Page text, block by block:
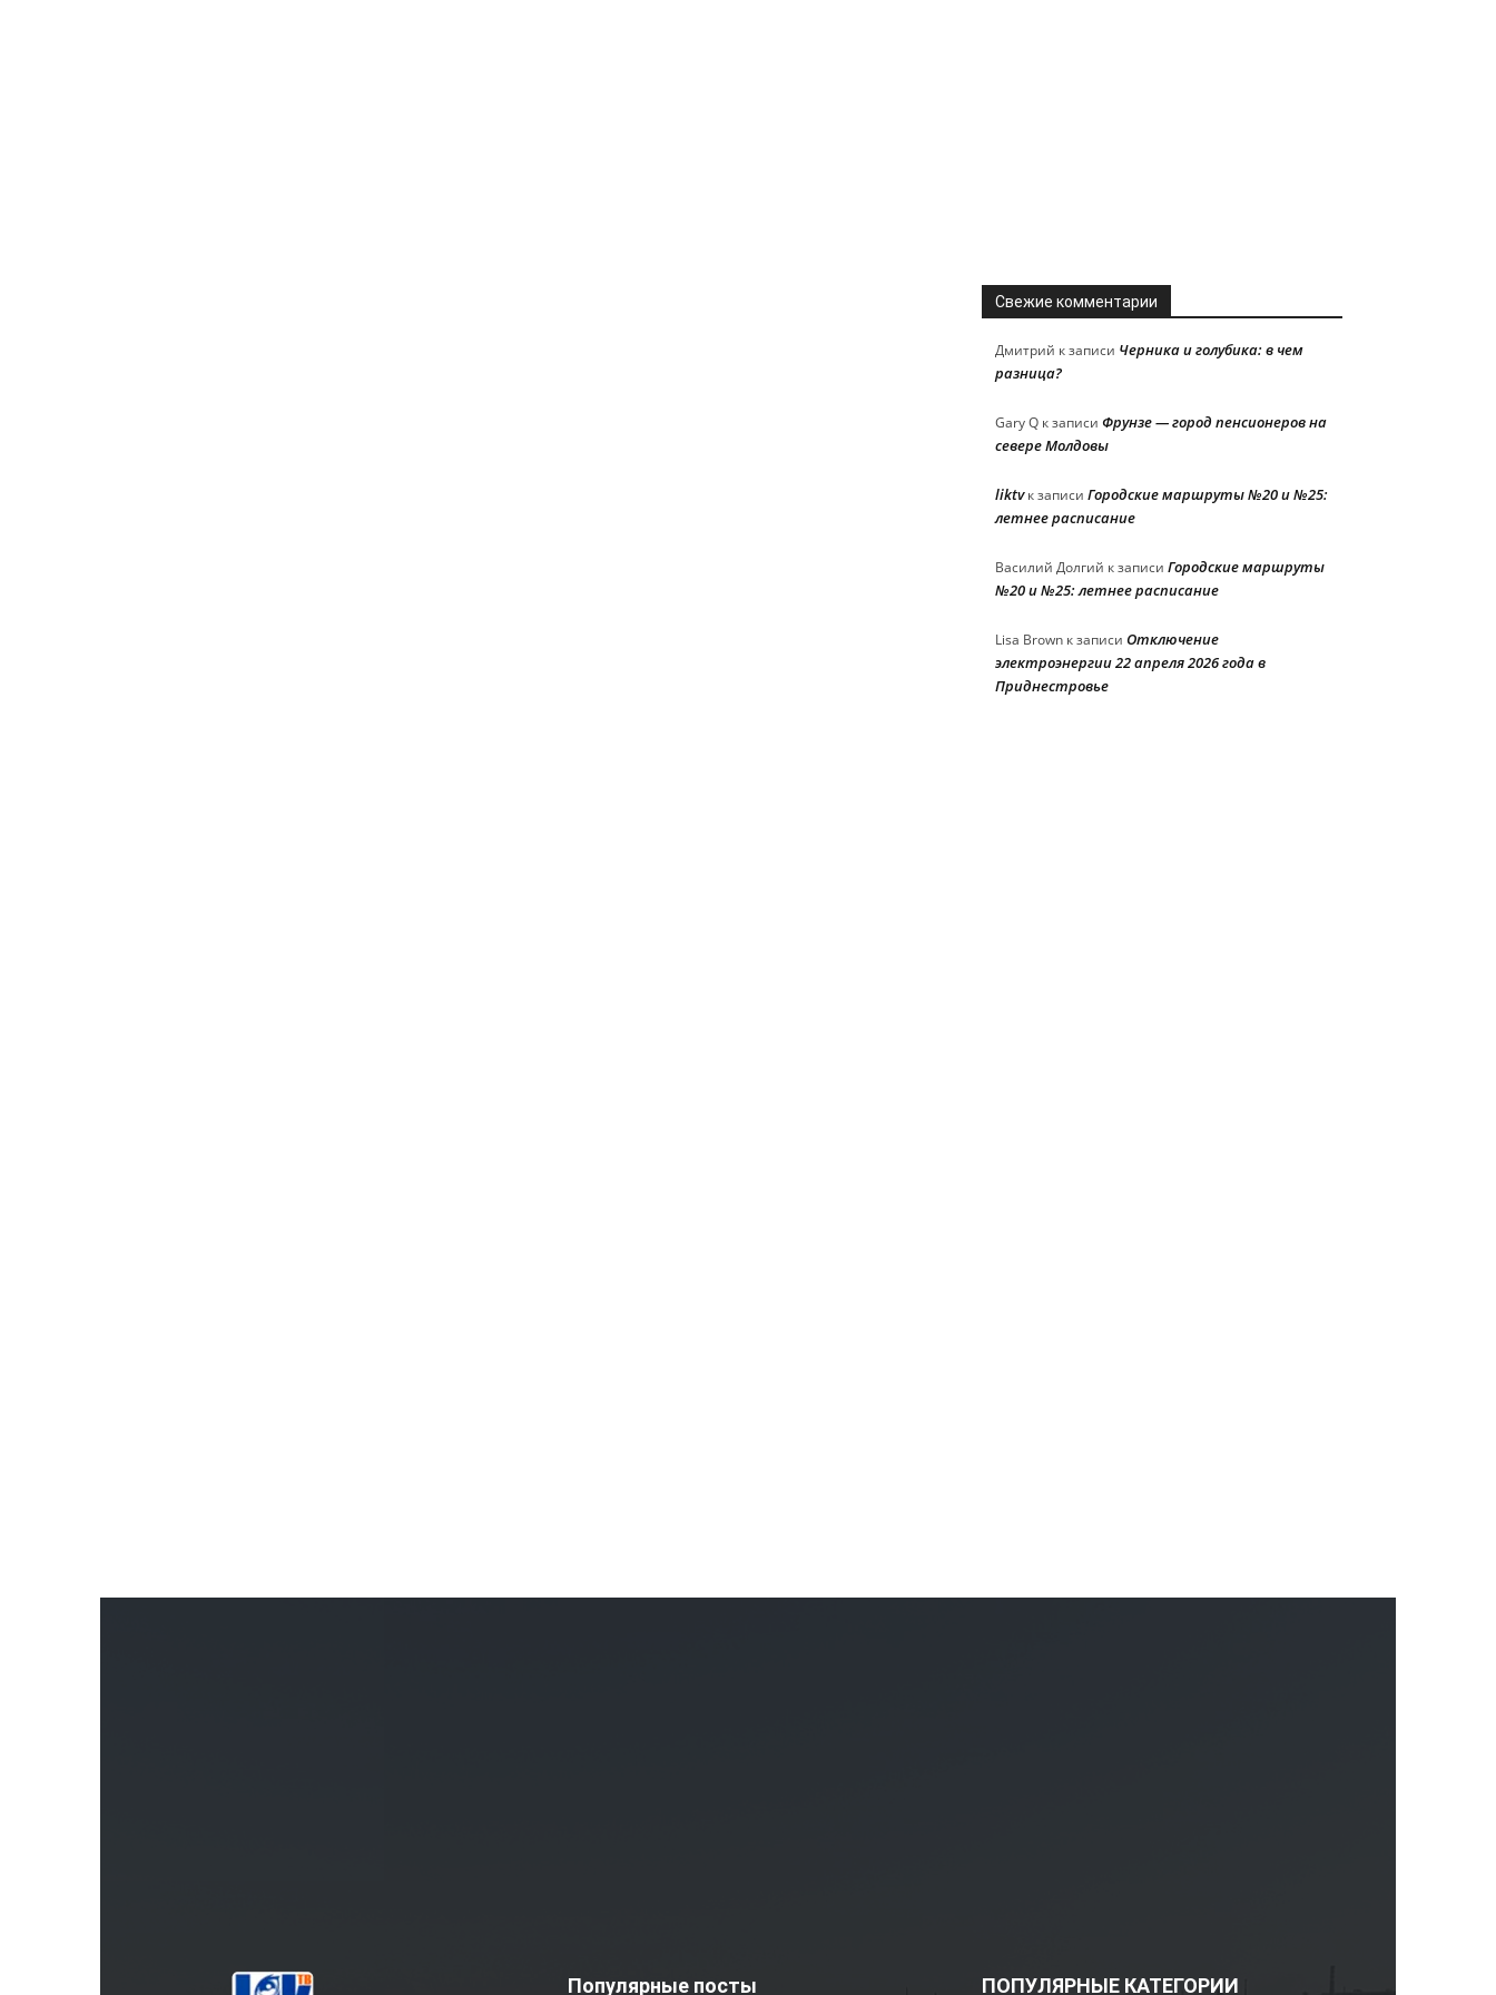
Свежие комментарии
Дмитрий к записи Черника и голубика: в чем
разница?
Gary Q к записи Фрунзе — город пенсионеров на
севере Молдовы
liktvк записи Городские маршруты №20 и №25:
летнее расписание
Василий Долгий к записи Городские маршруты
№20 и №25: летнее расписание
Lisa Brown к записи Отключение
электроэнергии 22 апреля 2026 года в
Приднестровье
Популярные посты ПОПУЛЯРНЫЕ КАТЕГОРИИ